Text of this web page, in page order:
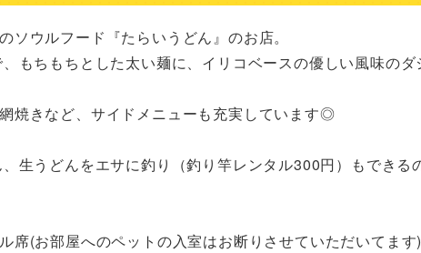
ウルフード『たらいうどん』のお店。
焼きなど、サイドメニューも充実しています◎
席(お部屋へのペットの入室はお断りさせていただいてます)